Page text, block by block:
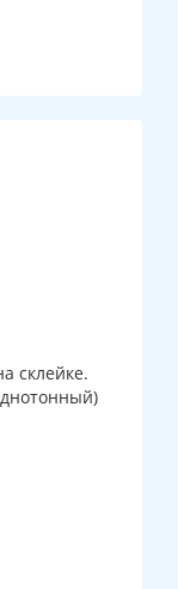
склейке.